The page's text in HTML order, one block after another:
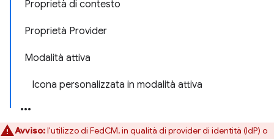
Proprietà di contesto
Proprietà Provider
Modalità attiva
Icona personalizzata in modalità attiva
Avviso:l'utilizzo di FedCM, in qualità di provider di identità (IdP) o